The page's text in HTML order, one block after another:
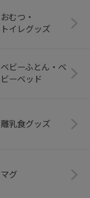
おむつ・
トイレグッズ
ベビーふとん・ベ
ビーベッド
離乳食グッズ
マグ